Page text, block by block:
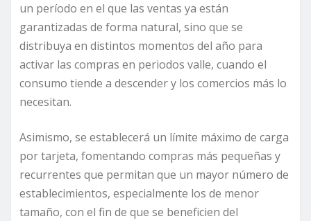
un período en el que las ventas ya están
garantizadas de forma natural, sino que se
distribuya en distintos momentos del año para
activar las compras en periodos valle, cuando el
consumo tiende a descender y los comercios más lo
necesitan.
Asimismo, se establecerá un límite máximo de carga
por tarjeta, fomentando compras más pequeñas y
recurrentes que permitan que un mayor número de
establecimientos, especialmente los de menor
tamaño, con el fin de que se beneficien del